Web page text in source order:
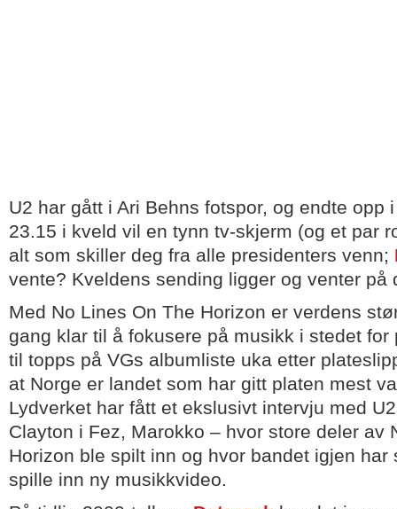
U2 har gått i Ari Behns fotspor, og endte opp
23.15 i kveld vil en tynn tv-skjerm (og et par
alt som skiller deg fra alle presidenters venn;
vente? Kveldens sending ligger og venter på
Med No Lines On The Horizon er verdens
gang klar til å fokusere på musikk i stedet for
til topps på VGs albumliste uka etter
at Norge er landet som har gitt platen mest
Lydverket har fått et ekslusivt intervju med
Clayton i Fez, Marokko – hvor store deler av
Horizon ble spilt inn og hvor bandet igjen har
spille inn ny musikkvideo.